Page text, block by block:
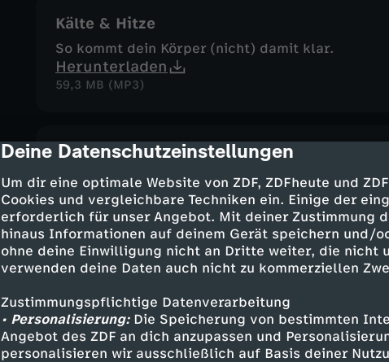
cmp-dialog-description
Deine Datenschutzeinstellungen
Um dir eine optimale Website von ZDF, ZDFheute und
Cookies und vergleichbare Techniken ein. Einige der
erforderlich für unser Angebot. Mit deiner Zustimmung
hinaus Informationen auf deinem Gerät speichern und/
ohne deine Einwilligung nicht an Dritte weiter, die nicht
verwenden deine Daten auch nicht zu kommerziellen
Zustimmungspflichtige Datenverarbeitung
• Personalisierung:Die Speicherung von bestimmten
Angebot des ZDF an dich anzupassen und
personalisieren wir ausschließlich auf Basis deiner
Kälte & Hitze
So kommt dein Körper (nicht) damit klar.
Herunterladen
59,3 MB (MP3)
Stress!
Stress: So macht er dich (nicht) krank
Herunterladen
60,7 MB (MP3)
So entstehen Schweiß- und Mundgeruch (nicht)
Herunterladen
53,8 MB (MP3)